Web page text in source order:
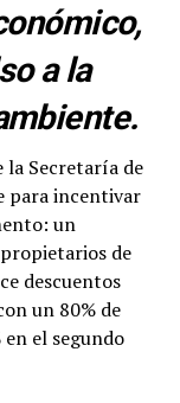
a la
la Secretaría de
para incentivar
un
de
descuentos
un 80% de
el segundo